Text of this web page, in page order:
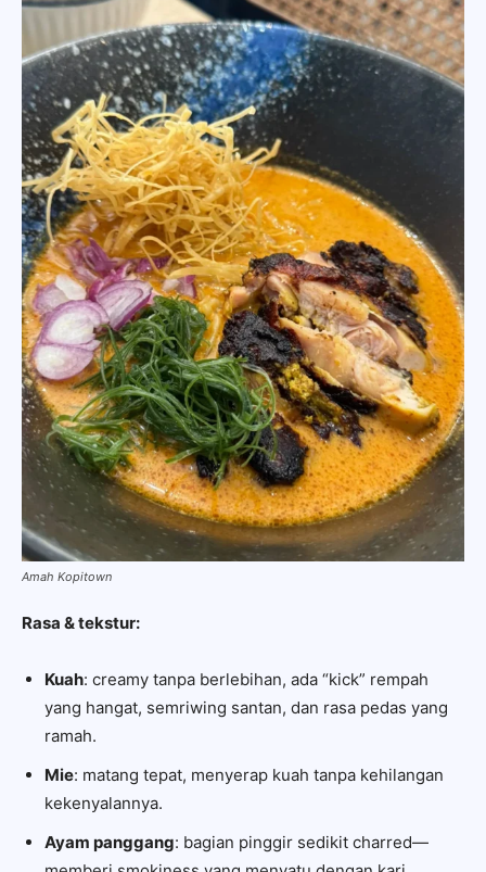
Amah Kopitown
Rasa & tekstur:
Kuah: creamy tanpa berlebihan, ada “kick” rempah
yang hangat, semriwing santan, dan rasa pedas yang
ramah.
Mie: matang tepat, menyerap kuah tanpa kehilangan
kekenyalannya.
Ayam panggang: bagian pinggir sedikit charred—